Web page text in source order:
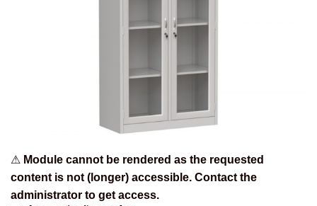
⚠ Module cannot be rendered as the requested
content is not (longer) accessible. Contact the
administrator to get access.